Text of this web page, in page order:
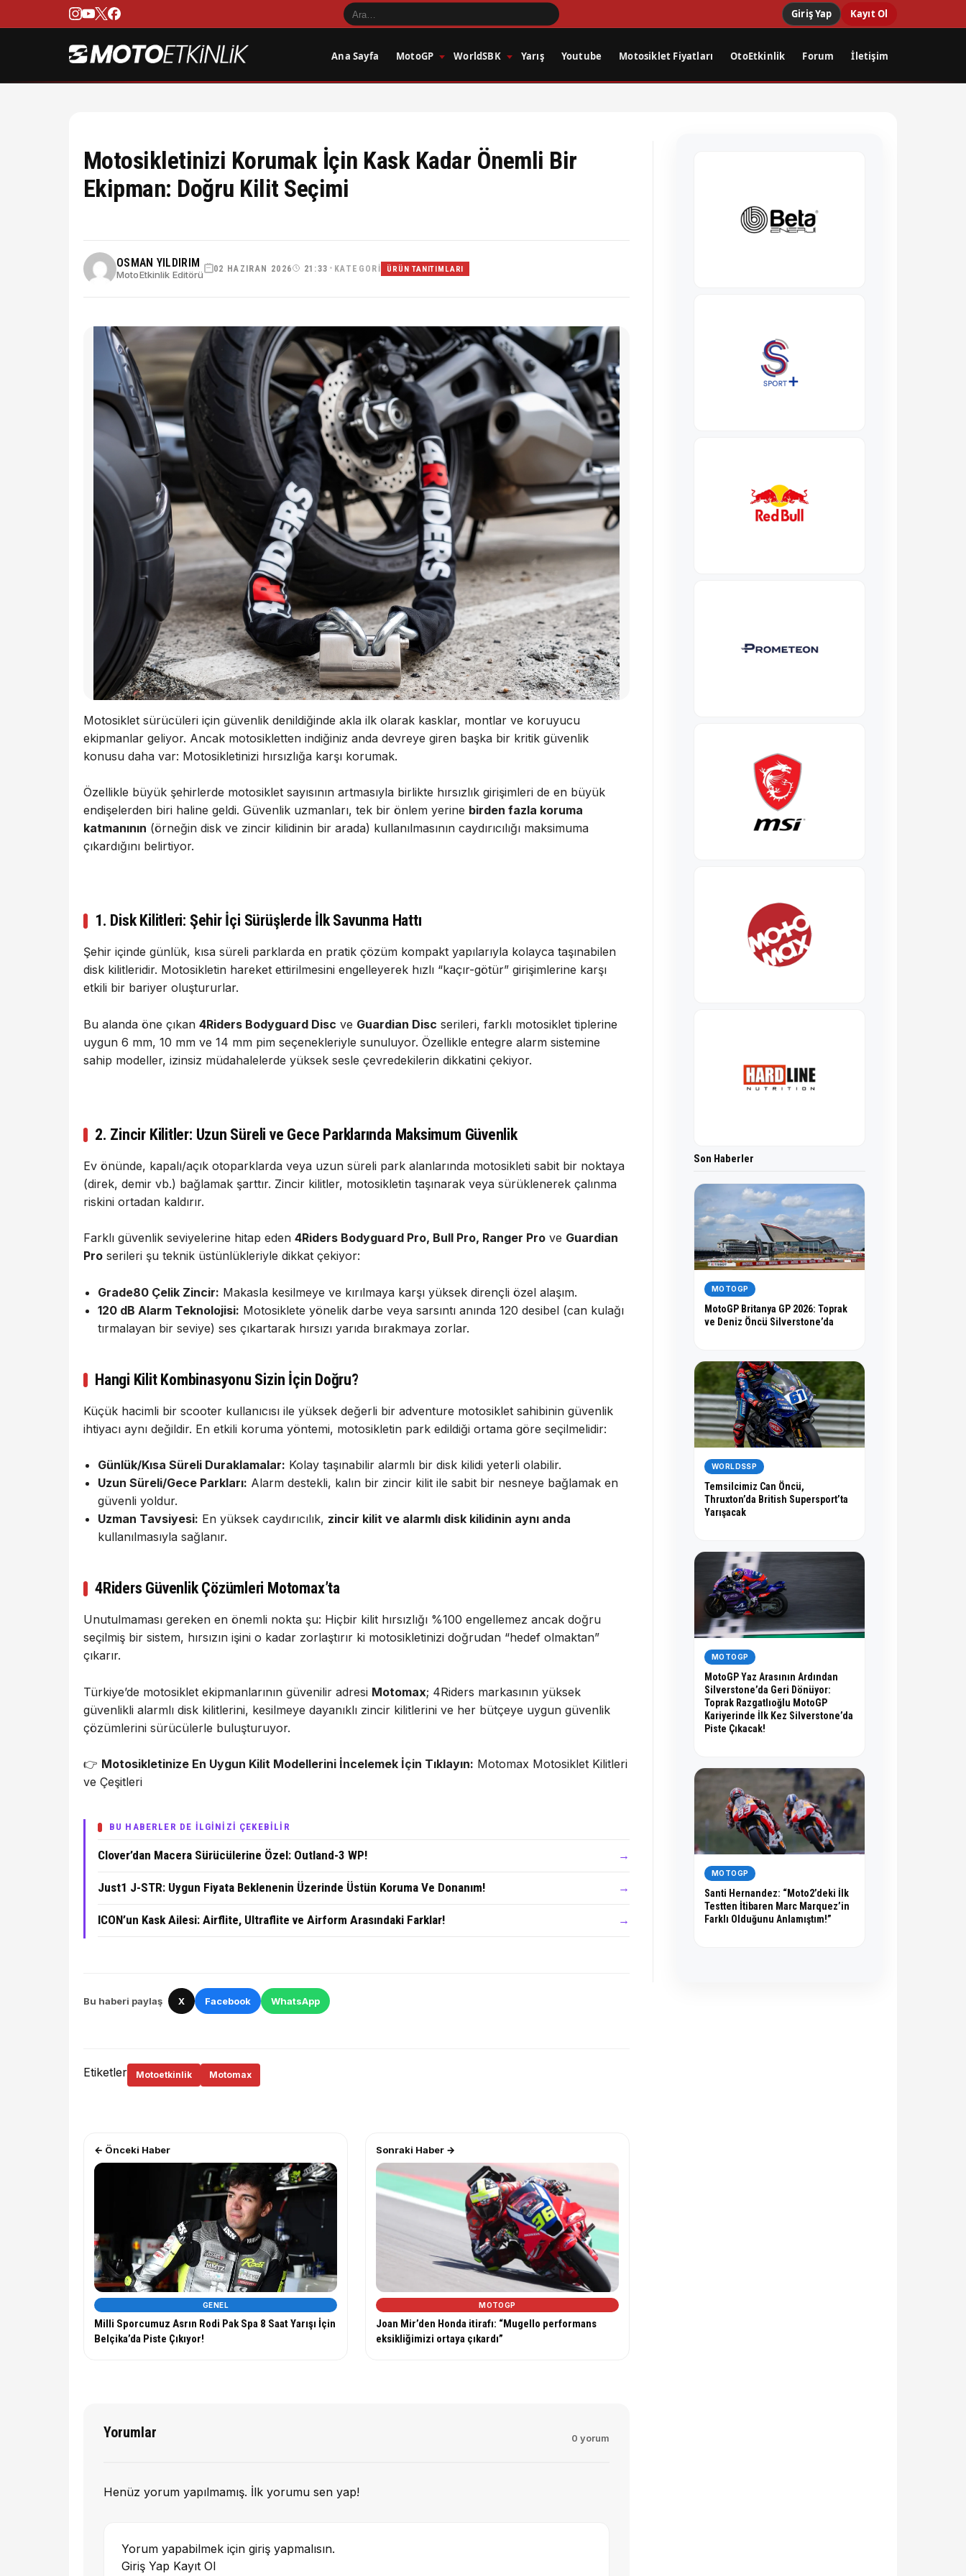
Giriş Yap Kayıt Ol
Ana Sayfa MotoGP WorldSBK Yarış Youtube Motosiklet Fiyatları OtoEtkinlik Forum İletişim
Motosikletinizi Korumak İçin Kask Kadar Önemli Bir
Ekipman: Doğru Kilit Seçimi
OSMAN YILDIRIM
MotoEtkinlik Editörü
02 HAZIRAN 2026 21:33 • KATEGORI ÜRÜN TANITIMLARI
Motosiklet sürücüleri için güvenlik denildiğinde akla ilk olarak kasklar, montlar ve koruyucu
ekipmanlar geliyor. Ancak motosikletten indiğiniz anda devreye giren başka bir kritik güvenlik
konusu daha var: Motosikletinizi hırsızlığa karşı korumak.
Özellikle büyük şehirlerde motosiklet sayısının artmasıyla birlikte hırsızlık girişimleri de en büyük
endişelerden biri haline geldi. Güvenlik uzmanları, tek bir önlem yerine birden fazla koruma
katmanının (örneğin disk ve zincir kilidinin bir arada) kullanılmasının caydırıcılığı maksimuma
çıkardığını belirtiyor.
1. Disk Kilitleri: Şehir İçi Sürüşlerde İlk Savunma Hattı
Şehir içinde günlük, kısa süreli parklarda en pratik çözüm kompakt yapılarıyla kolayca taşınabilen
disk kilitleridir. Motosikletin hareket ettirilmesini engelleyerek hızlı “kaçır-götür” girişimlerine karşı
etkili bir bariyer oluştururlar.
Bu alanda öne çıkan 4Riders Bodyguard Disc ve Guardian Disc serileri, farklı motosiklet tiplerine
uygun 6 mm, 10 mm ve 14 mm pim seçenekleriyle sunuluyor. Özellikle entegre alarm sistemine
sahip modeller, izinsiz müdahalelerde yüksek sesle çevredekilerin dikkatini çekiyor.
2. Zincir Kilitler: Uzun Süreli ve Gece Parklarında Maksimum Güvenlik
Ev önünde, kapalı/açık otoparklarda veya uzun süreli park alanlarında motosikleti sabit bir noktaya
(direk, demir vb.) bağlamak şarttır. Zincir kilitler, motosikletin taşınarak veya sürüklenerek çalınma
riskini ortadan kaldırır.
Farklı güvenlik seviyelerine hitap eden 4Riders Bodyguard Pro, Bull Pro, Ranger Pro ve Guardian
Pro serileri şu teknik üstünlükleriyle dikkat çekiyor:
Grade80 Çelik Zincir: Makasla kesilmeye ve kırılmaya karşı yüksek dirençli özel alaşım.
120 dB Alarm Teknolojisi: Motosiklete yönelik darbe veya sarsıntı anında 120 desibel (can kulağı
tırmalayan bir seviye) ses çıkartarak hırsızı yarıda bırakmaya zorlar.
Hangi Kilit Kombinasyonu Sizin İçin Doğru?
Küçük hacimli bir scooter kullanıcısı ile yüksek değerli bir adventure motosiklet sahibinin güvenlik
ihtiyacı aynı değildir. En etkili koruma yöntemi, motosikletin park edildiği ortama göre seçilmelidir:
Günlük/Kısa Süreli Duraklamalar: Kolay taşınabilir alarmlı bir disk kilidi yeterli olabilir.
Uzun Süreli/Gece Parkları: Alarm destekli, kalın bir zincir kilit ile sabit bir nesneye bağlamak en
güvenli yoldur.
Uzman Tavsiyesi: En yüksek caydırıcılık, zincir kilit ve alarmlı disk kilidinin aynı anda
kullanılmasıyla sağlanır.
4Riders Güvenlik Çözümleri Motomax’ta
Unutulmaması gereken en önemli nokta şu: Hiçbir kilit hırsızlığı %100 engellemez ancak doğru
seçilmiş bir sistem, hırsızın işini o kadar zorlaştırır ki motosikletinizi doğrudan “hedef olmaktan”
çıkarır.
Türkiye’de motosiklet ekipmanlarının güvenilir adresi Motomax; 4Riders markasının yüksek
güvenlikli alarmlı disk kilitlerini, kesilmeye dayanıklı zincir kilitlerini ve her bütçeye uygun güvenlik
çözümlerini sürücülerle buluşturuyor.
👉 Motosikletinize En Uygun Kilit Modellerini İncelemek İçin Tıklayın: Motomax Motosiklet Kilitleri
ve Çeşitleri
BU HABERLER DE İLGİNİZİ ÇEKEBİLİR
Clover’dan Macera Sürücülerine Özel: Outland-3 WP! →
Just1 J-STR: Uygun Fiyata Beklenenin Üzerinde Üstün Koruma Ve Donanım! →
ICON’un Kask Ailesi: Airflite, Ultraflite ve Airform Arasındaki Farklar! →
Bu haberi paylaş X Facebook WhatsApp
Etiketler Motoetkinlik Motomax
← Önceki Haber
GENEL
Milli Sporcumuz Asrın Rodi Pak Spa 8 Saat Yarışı İçin
Belçika’da Piste Çıkıyor!
Sonraki Haber →
MOTOGP
Joan Mir’den Honda itirafı: “Mugello performans
eksikliğimizi ortaya çıkardı”
Yorumlar 0 yorum
Henüz yorum yapılmamış. İlk yorumu sen yap!
Yorum yapabilmek için giriş yapmalısın.
Giriş Yap Kayıt Ol
Son Haberler
MOTOGP
MotoGP Britanya GP 2026: Toprak
ve Deniz Öncü Silverstone’da
WORLDSSP
Temsilcimiz Can Öncü,
Thruxton’da British Supersport’ta
Yarışacak
MOTOGP
MotoGP Yaz Arasının Ardından
Silverstone’da Geri Dönüyor:
Toprak Razgatlıoğlu MotoGP
Kariyerinde İlk Kez Silverstone’da
Piste Çıkacak!
MOTOGP
Santi Hernandez: “Moto2’deki İlk
Testten İtibaren Marc Marquez’in
Farklı Olduğunu Anlamıştım!”